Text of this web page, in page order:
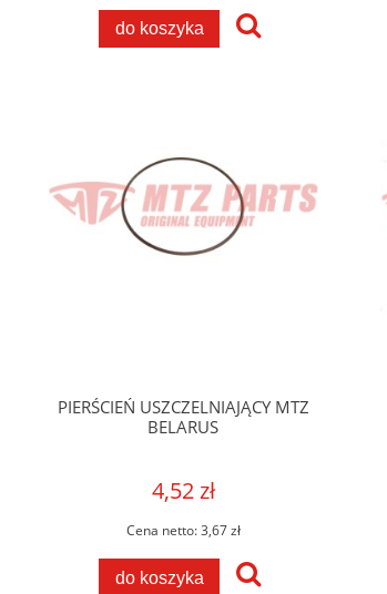
do koszyka
PIERŚCIEŃ USZCZELNIAJĄCY MTZ
BELARUS
4,52 zł
Cena netto:3,67 zł
do koszyka